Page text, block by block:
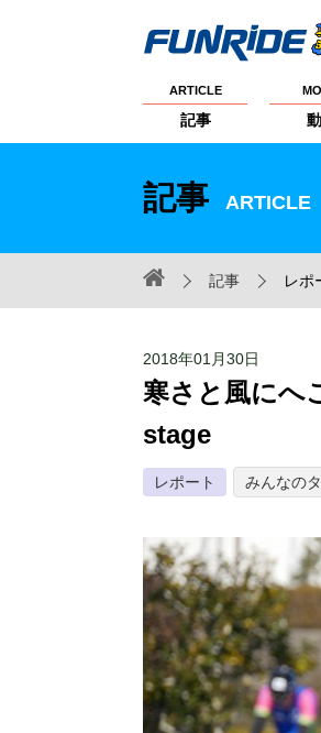
ARTICLE
記事
記事 ARTICLE
記事 レポ
2018年01月30日
寒さと風にへ
stage
レポート みんなの